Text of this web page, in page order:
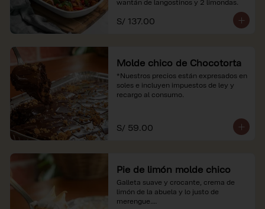
S/ 137.00
Molde chico de Chocotorta
*Nuestros precios están expresados en
soles e incluyen impuestos de ley y
recargo al consumo.
S/ 59.00
Pie de limón molde chico
Galleta suave y crocante, crema de
limón de la abuela y lo justo de
merengue.